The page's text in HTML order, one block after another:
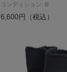
コンディション: B
6,600円（税込）